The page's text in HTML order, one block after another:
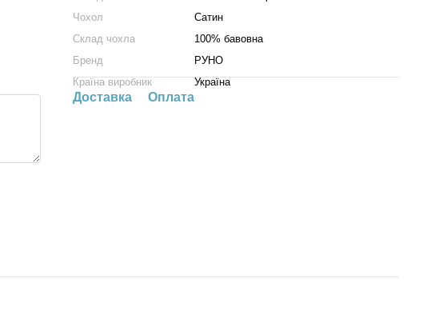
Чохол
Сатин
Склад чохла
100% бавовна
Бренд
РУНО
Країна виробник
Україна
Доставка Оплата